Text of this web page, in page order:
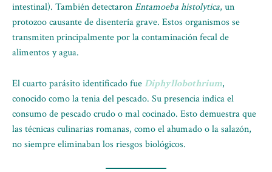
intestinal). También detectaronEntamoeba histolytica, un
protozoo causante de disentería grave. Estos organismos se
transmiten principalmente por la contaminación fecal de
alimentos y agua.
El cuarto parásito identificado fue Diphyllobothrium,
conocido como la tenia del pescado. Su presencia indica el
consumo de pescado crudo o mal cocinado. Esto demuestra que
las técnicas culinarias romanas, como el ahumado o la salazón,
no siempre eliminaban los riesgos biológicos.